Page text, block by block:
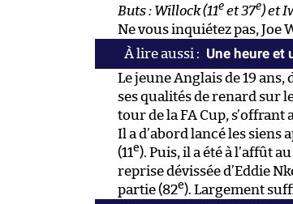
Buts : Willock (11e et 37e) et
Ne vous inquiétez pas, Joe
Une heure et
Le jeune Anglais de 19 ans,
ses qualités de renard sur
tour de la FA Cup,
Il a d’abord lancé les
(11e). Puis, il a été à l’affût
reprise dévissée d’Eddie
partie (82e). Largement